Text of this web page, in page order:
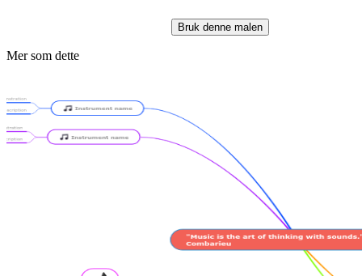
Bruk denne malen
Mer som dette